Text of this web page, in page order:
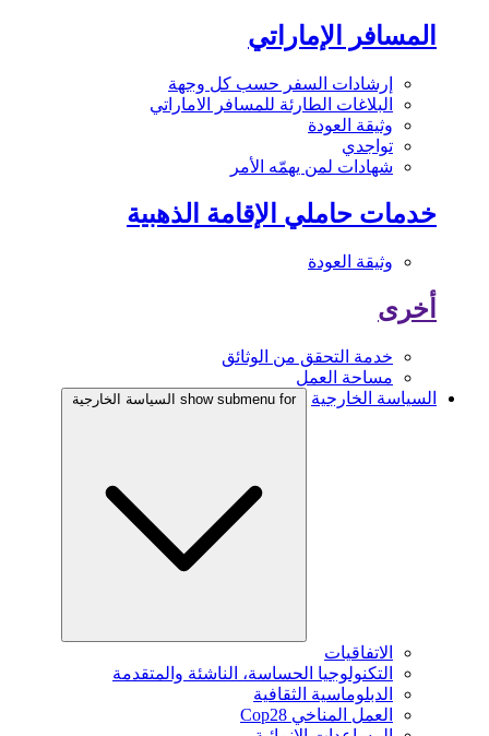
المسافر الإماراتي
إرشادات السفر حسب كل وجهة
البلاغات الطارئة للمسافر الاماراتي
وثيقة العودة
تواجدي
شهادات لمن يهمّه الأمر
خدمات حاملي الإقامة الذهبية
وثيقة العودة
أخرى
خدمة التحقق من الوثائق
مساحة العمل
السياسة الخارجية
show submenu for السياسة الخارجية
الاتفاقيات
التكنولوجيا الحساسة، الناشئة والمتقدمة
الدبلوماسية الثقافية
العمل المناخي Cop28